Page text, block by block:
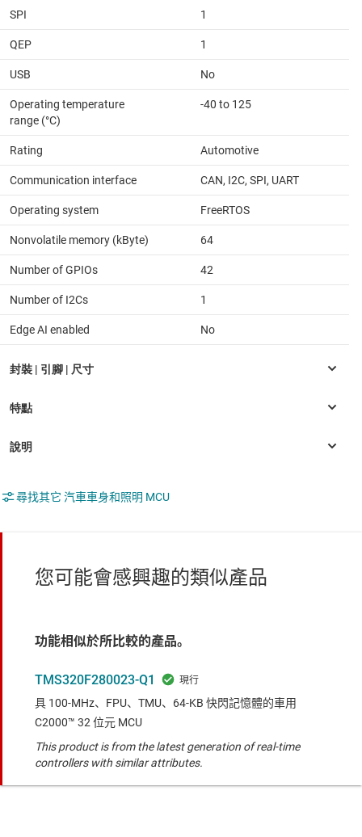
SPI 1
QEP 1
USB No
Operating temperature
range (°C)
-40 to 125
Rating Automotive
Communication interface CAN, I2C, SPI, UART
Operating system FreeRTOS
Nonvolatile memory (kByte) 64
Number of GPIOs 42
Number of I2Cs 1
Edge AI enabled No
尋找其它 汽車車身和照明 MCU
您可能會感興趣的類似產品
功能相似於所比較的產品。
TMS320F280023-Q1
具 100-MHz、FPU、TMU、64-KB 快閃記憶體的車用
C2000™ 32 位元 MCU
This product is from the latest generation of real-time
controllers with similar attributes.